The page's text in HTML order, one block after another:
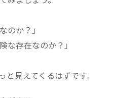
のか？」
な存在なのか？」
と見えてくるはずです。